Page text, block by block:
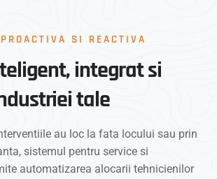
SI REACTIVA
integrat si
tale
au loc la fata locului sau prin
sistemul pentru service si
automatizarea alocarii tehnicienilor